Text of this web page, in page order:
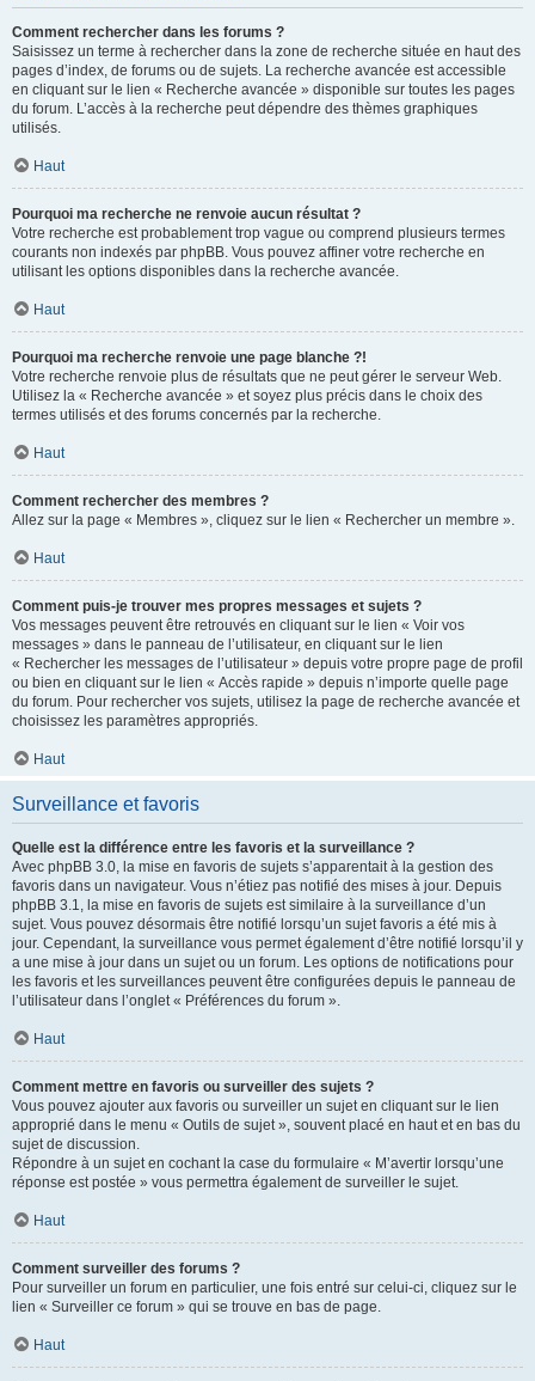
Comment rechercher dans les forums ?
Saisissez un terme à rechercher dans la zone de recherche située en haut des
pages d’index, de forums ou de sujets. La recherche avancée est accessible
en cliquant sur le lien « Recherche avancée » disponible sur toutes les pages
du forum. L’accès à la recherche peut dépendre des thèmes graphiques
utilisés.
Haut
Pourquoi ma recherche ne renvoie aucun résultat ?
Votre recherche est probablement trop vague ou comprend plusieurs termes
courants non indexés par phpBB. Vous pouvez affiner votre recherche en
utilisant les options disponibles dans la recherche avancée.
Haut
Pourquoi ma recherche renvoie une page blanche ?!
Votre recherche renvoie plus de résultats que ne peut gérer le serveur Web.
Utilisez la « Recherche avancée » et soyez plus précis dans le choix des
termes utilisés et des forums concernés par la recherche.
Haut
Comment rechercher des membres ?
Allez sur la page « Membres », cliquez sur le lien « Rechercher un membre ».
Haut
Comment puis-je trouver mes propres messages et sujets ?
Vos messages peuvent être retrouvés en cliquant sur le lien « Voir vos
messages » dans le panneau de l’utilisateur, en cliquant sur le lien
« Rechercher les messages de l’utilisateur » depuis votre propre page de profil
ou bien en cliquant sur le lien « Accès rapide » depuis n’importe quelle page
du forum. Pour rechercher vos sujets, utilisez la page de recherche avancée et
choisissez les paramètres appropriés.
Haut
Surveillance et favoris
Quelle est la différence entre les favoris et la surveillance ?
Avec phpBB 3.0, la mise en favoris de sujets s’apparentait à la gestion des
favoris dans un navigateur. Vous n’étiez pas notifié des mises à jour. Depuis
phpBB 3.1, la mise en favoris de sujets est similaire à la surveillance d’un
sujet. Vous pouvez désormais être notifié lorsqu’un sujet favoris a été mis à
jour. Cependant, la surveillance vous permet également d’être notifié lorsqu’il y
a une mise à jour dans un sujet ou un forum. Les options de notifications pour
les favoris et les surveillances peuvent être configurées depuis le panneau de
l’utilisateur dans l’onglet « Préférences du forum ».
Haut
Comment mettre en favoris ou surveiller des sujets ?
Vous pouvez ajouter aux favoris ou surveiller un sujet en cliquant sur le lien
approprié dans le menu « Outils de sujet », souvent placé en haut et en bas du
sujet de discussion.
Répondre à un sujet en cochant la case du formulaire « M’avertir lorsqu’une
réponse est postée » vous permettra également de surveiller le sujet.
Haut
Comment surveiller des forums ?
Pour surveiller un forum en particulier, une fois entré sur celui-ci, cliquez sur le
lien « Surveiller ce forum » qui se trouve en bas de page.
Haut